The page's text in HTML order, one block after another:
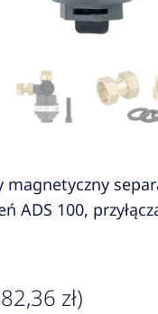
magnetyczny
ADS 100,
zł)